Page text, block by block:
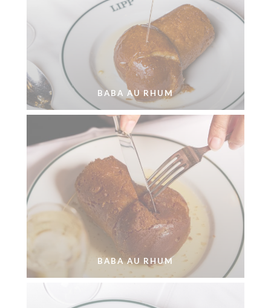
BABA AU RHUM
BABA AU RHUM